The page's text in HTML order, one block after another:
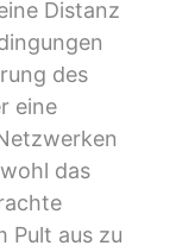
Distanz
des
eine
das
Pult aus zu